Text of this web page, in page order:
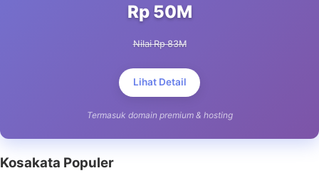
Rp 50M
Nilai Rp 83M
Lihat Detail
Termasuk domain premium & hosting
Kosakata Populer